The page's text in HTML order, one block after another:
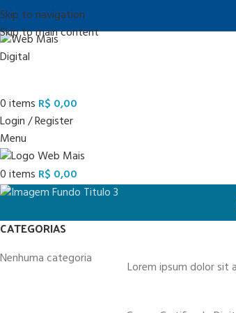
Skip to navigation
Skip to main content
0items R$ 0,00
Login / Register
Menu
0items R$ 0,00
CATEGORIAS
Nenhuma categoria
Lorem ipsum dolor sit